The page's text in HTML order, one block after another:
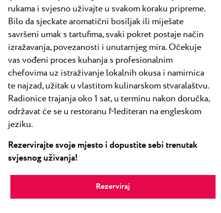
rukama i svjesno uživajte u svakom koraku pripreme.
Bilo da sjeckate aromatični bosiljak ili miješate
savršeni umak s tartufima, svaki pokret postaje način
izražavanja, povezanosti i unutarnjeg mira. Očekuje
vas vođeni proces kuhanja s profesionalnim
chefovima uz istraživanje lokalnih okusa i namirnica
te najzad, užitak u vlastitom kulinarskom stvaralaštvu.
Radionice trajanja oko 1 sat, u terminu nakon doručka,
održavat će se u restoranu Mediteran na engleskom
jeziku.
Rezervirajte svoje mjesto i dopustite sebi trenutak
svjesnog uživanja!
Rezerviraj